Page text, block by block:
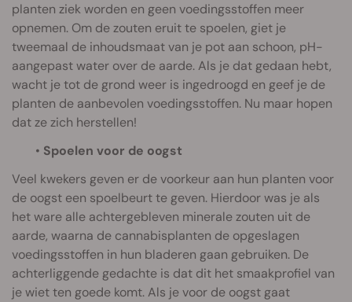
planten ziek worden en geen voedingsstoffen meer
opnemen. Om de zouten eruit te spoelen, giet je
tweemaal de inhoudsmaat van je pot aan schoon, pH-
aangepast water over de aarde. Als je dat gedaan hebt,
wacht je tot de grond weer is ingedroogd en geef je de
planten de aanbevolen voedingsstoffen. Nu maar hopen
dat ze zich herstellen!
• Spoelen voor de oogst
Veel kwekers geven er de voorkeur aan hun planten voor
de oogst een spoelbeurt te geven. Hierdoor was je als
het ware alle achtergebleven minerale zouten uit de
aarde, waarna de cannabisplanten de opgeslagen
voedingsstoffen in hun bladeren gaan gebruiken. De
achterliggende gedachte is dat dit het smaakprofiel van
je wiet ten goede komt. Als je voor de oogst gaat